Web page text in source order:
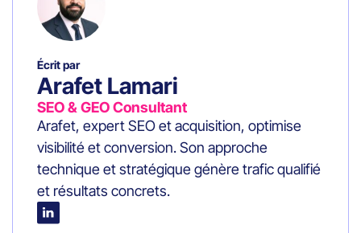
Écrit par
Arafet Lamari
SEO & GEO Consultant
Arafet, expert SEO et acquisition, optimise
visibilité et conversion. Son approche
technique et stratégique génère trafic qualifié
et résultats concrets.